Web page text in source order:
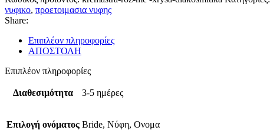
νυφικο, προετοιμασια νυφης
Share:
Επιπλέον πληροφορίες
ΑΠΟΣΤΟΛΗ
Επιπλέον πληροφορίες
Διαθεσιμότητα 3-5 ημέρες
Επιλογή ονόματος Bride, Νύφη, Ονομα